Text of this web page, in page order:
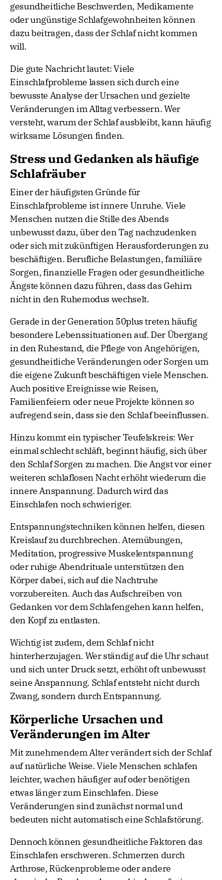
gesundheitliche Beschwerden, Medikamente
oder ungünstige Schlafgewohnheiten können
dazu beitragen, dass der Schlaf nicht kommen
will.
Die gute Nachricht lautet: Viele
Einschlafprobleme lassen sich durch eine
bewusste Analyse der Ursachen und gezielte
Veränderungen im Alltag verbessern. Wer
versteht, warum der Schlaf ausbleibt, kann häufig
wirksame Lösungen finden.
Stress und Gedanken als häufige
Schlafräuber
Einer der häufigsten Gründe für
Einschlafprobleme ist innere Unruhe. Viele
Menschen nutzen die Stille des Abends
unbewusst dazu, über den Tag nachzudenken
oder sich mit zukünftigen Herausforderungen zu
beschäftigen. Berufliche Belastungen, familiäre
Sorgen, finanzielle Fragen oder gesundheitliche
Ängste können dazu führen, dass das Gehirn
nicht in den Ruhemodus wechselt.
Gerade in der Generation 50plus treten häufig
besondere Lebenssituationen auf. Der Übergang
in den Ruhestand, die Pflege von Angehörigen,
gesundheitliche Veränderungen oder Sorgen um
die eigene Zukunft beschäftigen viele Menschen.
Auch positive Ereignisse wie Reisen,
Familienfeiern oder neue Projekte können so
aufregend sein, dass sie den Schlaf beeinflussen.
Hinzu kommt ein typischer Teufelskreis: Wer
einmal schlecht schläft, beginnt häufig, sich über
den Schlaf Sorgen zu machen. Die Angst vor einer
weiteren schlaflosen Nacht erhöht wiederum die
innere Anspannung. Dadurch wird das
Einschlafen noch schwieriger.
Entspannungstechniken können helfen, diesen
Kreislauf zu durchbrechen. Atemübungen,
Meditation, progressive Muskelentspannung
oder ruhige Abendrituale unterstützen den
Körper dabei, sich auf die Nachtruhe
vorzubereiten. Auch das Aufschreiben von
Gedanken vor dem Schlafengehen kann helfen,
den Kopf zu entlasten.
Wichtig ist zudem, dem Schlaf nicht
hinterherzujagen. Wer ständig auf die Uhr schaut
und sich unter Druck setzt, erhöht oft unbewusst
seine Anspannung. Schlaf entsteht nicht durch
Zwang, sondern durch Entspannung.
Körperliche Ursachen und
Veränderungen im Alter
Mit zunehmendem Alter verändert sich der Schlaf
auf natürliche Weise. Viele Menschen schlafen
leichter, wachen häufiger auf oder benötigen
etwas länger zum Einschlafen. Diese
Veränderungen sind zunächst normal und
bedeuten nicht automatisch eine Schlafstörung.
Dennoch können gesundheitliche Faktoren das
Einschlafen erschweren. Schmerzen durch
Arthrose, Rückenprobleme oder andere